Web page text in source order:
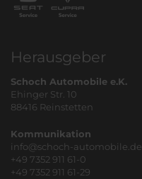
Herausgeber
Schoch Automobile e.K.
Ehinger Str. 10
88416 Reinstetten
Kommunikation
info@schoch-automobile.de
+49 7352 911 61-0
+49 7352 911 61-29